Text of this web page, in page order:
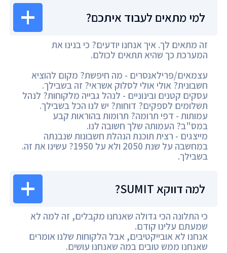
למי מתאים לעבוד איתכם?
זה מתאים לך. איך אנחנו יודעים? כי בנינו את
המערכת כך שהיא תתאים לכולם.
עצמאים/פרילאנסרים - מה חיפשת? מקום להוציא
חשבונית? אולי אולי לסלוק אשראי? זה בשבילך.
עסקים קטנים ובינוניים - לנהל גבייה מלקוחות? לנהל
תשלומים לספקים? דוחות? יש לנו הכל בשבילך.
עמותות - דפי תרומה? תרומות בהוראות קבע
במס"ב? העמותה שלך חשובה לנו.
מייצגים - רצית תוכנת הנהלת חשבונות שנבנתה
במחשבה על שנת 2050 ולא על 1950? עשינו את זה.
בשבילך.
למה דווקא SUMIT?
כי התלונה הכי גדולה שאנחנו מקבלים, זה למה לא
שמעתם עלינו קודם.
אנחנו לא אובייקטיבים, אבל הלקוחות שלנו אומרים
שאנחנו ממש טובים במה שאנחנו עושים.